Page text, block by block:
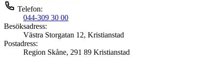
Telefon:
044-309 30 00
Besöksadress:
Västra Storgatan 12, Kristianstad
Postadress:
Region Skåne, 291 89 Kristianstad